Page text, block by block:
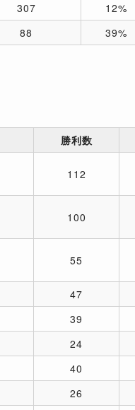
307 12%
88 39%
勝利数
112
100
55
47
39
24
40
26